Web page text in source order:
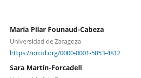
María Pilar Founaud-Cabeza
Universidad de Zaragoza
https://orcid.org/0000-0001-5853-4812
Sara Martín-Forcadell